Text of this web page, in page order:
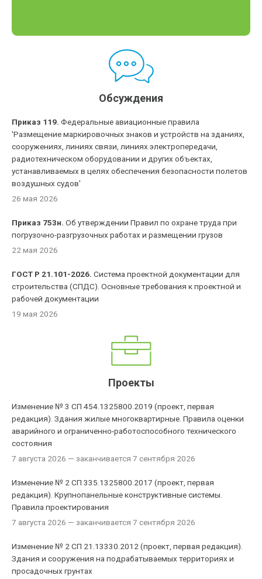
Обсуждения
Приказ 119. Федеральные авиационные правила
'Размещение маркировочных знаков и устройств на зданиях,
сооружениях, линиях связи, линиях электропередачи,
радиотехническом оборудовании и других объектах,
устанавливаемых в целях обеспечения безопасности полетов
воздушных судов'
26 мая 2026
Приказ 753н. Об утверждении Правил по охране труда при
погрузочно-разгрузочных работах и размещении грузов
22 мая 2026
ГОСТ Р 21.101-2026. Система проектной документации для
строительства (СПДС). Основные требования к проектной и
рабочей документации
19 мая 2026
Проекты
Изменение № 3 СП 454.1325800.2019 (проект, первая
редакция). Здания жилые многоквартирные. Правила оценки
аварийного и ограниченно-работоспособного технического
состояния
7 августа 2026 — заканчивается 7 сентября 2026
Изменение № 2 СП 335.1325800.2017 (проект, первая
редакция). Крупнопанельные конструктивные системы.
Правила проектирования
7 августа 2026 — заканчивается 7 сентября 2026
Изменение № 2 СП 21.13330.2012 (проект, первая редакция).
Здания и сооружения на подрабатываемых территориях и
просадочных грунтах